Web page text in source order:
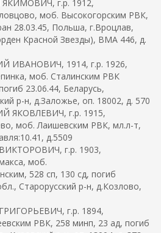
г.р. 1912,
моб. Высокогорским РВК,
28.03.45, Польша, г.Вроцлав,
Красной Звезды), ВМА 446, д.
1914, г.р. 1926,
моб. Сталинским РВК
23.06.44, Беларусь,
р-н, д.Заложье, оп. 18002, д. 570
г.р. 1915,
моб. Лаишевским РВК, мл.л-т,
д.5509
г.р. 1903,
моб.
528 сп, 130 сд, погиб
Старорусский р-н, д.Козлово,
г.р. 1894,
РВК, 258 минп, 23 ад, погиб